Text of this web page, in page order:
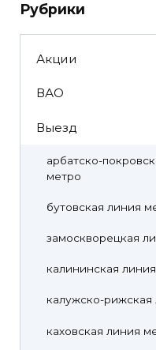
Рубрики
Акции
ВАО
Выезд
арбатско-
метро
бутовская линия
замоскворецкая
калининская
калужско-рижская
каховская линия